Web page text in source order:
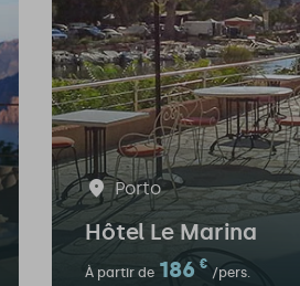
Porto
Hôtel Le Marina
À partir de 186 €
/pers.